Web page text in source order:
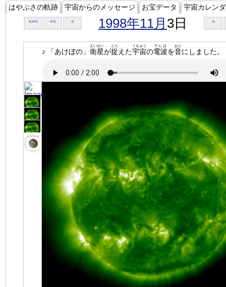
はやぶさの軌跡 宇宙からのメッセージ お宝データ 宇宙カレン
<<< << < 1998年11月 3日 >
♪ 「あけぼの」 衛星
えいせい
が捉
とら
えた宇宙
うちゅう
の電波
でんぱ
を音
おと
にしました。